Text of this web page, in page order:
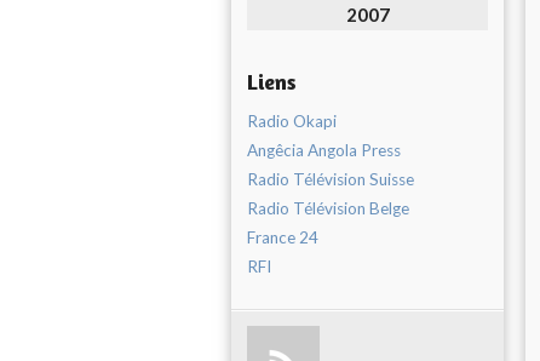
2007
Liens
Radio Okapi
Angêcia Angola Press
Radio Télévision Suisse
Radio Télévision Belge
France 24
RFI